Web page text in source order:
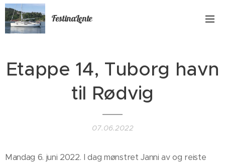
FestinaLente
Etappe 14, Tuborg havn
til Rødvig
07.06.2022
Mandag 6. juni 2022. I dag mønstret Janni av og reiste